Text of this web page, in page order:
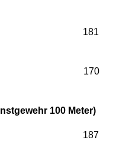
181
(Hessen) 170
100 Meter)
187